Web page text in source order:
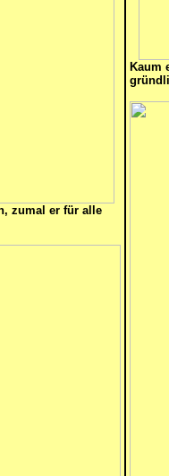
zumal er für alle
Kaum